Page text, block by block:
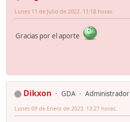
Lunes 11 de Julio de 2022. 11:18 horas.
Gracias por el aporte
Dikxon GDA
Administrador
Lunes 09 de Enero de 2023. 13:27 horas.